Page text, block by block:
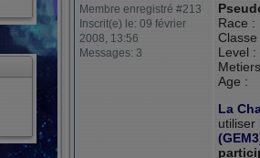
Membre enregistré #213
Inscrit(e) le: 09 février
2008, 13:56
Messages: 3
Race :
Level :
Age :
La
utiliser